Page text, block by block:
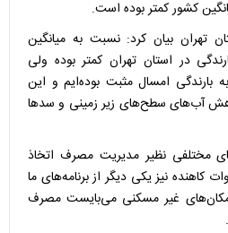
کشور کمتر بوده است.
تهران بیان کرد: نسبت به میانگین
۳۵ درصد بارندگی در استان تهران کمتر بوده ولی
نسبت به بارندگی امسال مثبت بوده‌ایم و این
آب‌های سطح‌های زیر زمینی و سد‌ها
مختلفی نظیر مدیریت مصرف اتخاذ
کاهنده نیز یکی دیگر از برنامه‌های ما
غیر مسکنی می‌بایست مصرف